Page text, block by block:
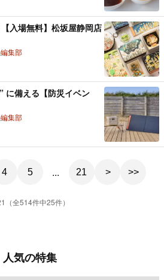
入場無料】松坂屋静岡店
集部
に備える【防災イベン
集部
4 5 ... 21
（全514件中25件）
人気の特集